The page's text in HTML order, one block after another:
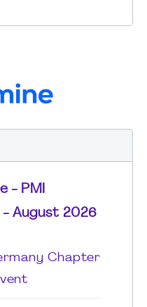
- PMI
August 2026
Chapter